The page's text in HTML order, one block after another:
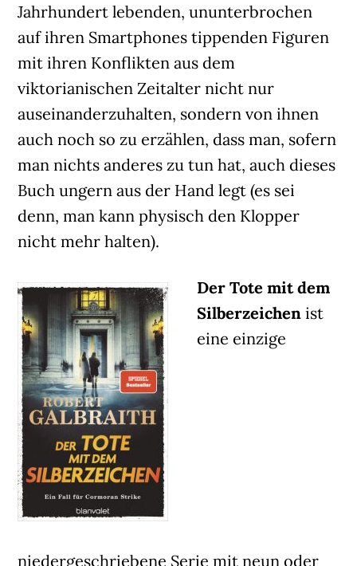
Jahrhundert lebenden, ununterbrochen
auf ihren Smartphones tippenden Figuren
mit ihren Konflikten aus dem
viktorianischen Zeitalter nicht nur
auseinanderzuhalten, sondern von ihnen
auch noch so zu erzählen, dass man, sofern
man nichts anderes zu tun hat, auch dieses
Buch ungern aus der Hand legt (es sei
denn, man kann physisch den Klopper
nicht mehr halten).
Der Tote mit dem
Silberzeichen ist
eine einzige
niedergeschriebene Serie mit neun oder